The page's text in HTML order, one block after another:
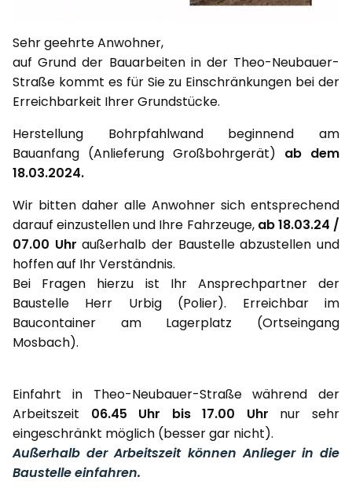
Sehr geehrte Anwohner,
auf Grund der Bauarbeiten in der Theo-Neubauer-
Straße kommt es für Sie zu Einschränkungen bei der
Erreichbarkeit Ihrer Grundstücke.
Herstellung Bohrpfahlwand beginnend am
Bauanfang (Anlieferung Großbohrgerät) ab dem
18.03.2024.
Wir bitten daher alle Anwohner sich entsprechend
darauf einzustellen und Ihre Fahrzeuge, ab 18.03.24 /
07.00 Uhr außerhalb der Baustelle abzustellen und
hoffen auf Ihr Verständnis.
Bei Fragen hierzu ist Ihr Ansprechpartner der
Baustelle Herr Urbig (Polier). Erreichbar im
Baucontainer am Lagerplatz (Ortseingang
Mosbach).
Einfahrt in Theo-Neubauer-Straße während der
Arbeitszeit 06.45 Uhr bis 17.00 Uhr nur sehr
eingeschränkt möglich (besser gar nicht).
Außerhalb der Arbeitszeit können Anlieger in die
Baustelle einfahren.